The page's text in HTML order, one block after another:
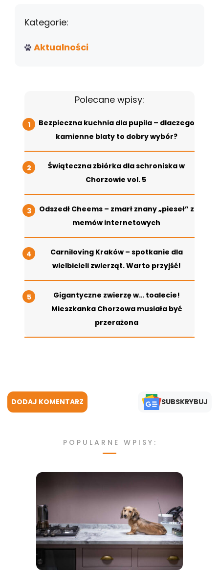
Kategorie:
Aktualności
Polecane wpisy:
Bezpieczna kuchnia dla pupila – dlaczego
kamienne blaty to dobry wybór?
Świąteczna zbiórka dla schroniska w
Chorzowie vol. 5
Odszedł Cheems – zmarł znany „pieseł” z
memów internetowych
Carniloving Kraków – spotkanie dla
wielbicieli zwierząt. Warto przyjść!
Gigantyczne zwierzę w… toalecie!
Mieszkanka Chorzowa musiała być
przerażona
DODAJ KOMENTARZ SUBSKRYBUJ
POPULARNE WPISY: